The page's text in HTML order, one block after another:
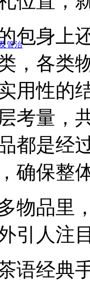
管治包身上
，各类
用性的
考量，
都是经
确保整
物品里
引人注目
语经典